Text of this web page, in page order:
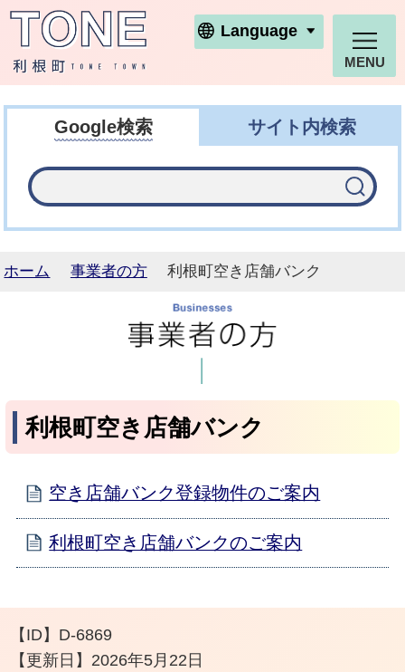
利根町ホームページ
Language
MENU
Google検索 サイト内検索
ホーム 事業者の方 利根町空き店舗バンク
利根町空き店舗バンク
空き店舗バンク登録物件のご案内
利根町空き店舗バンクのご案内
【ID】 D-6869
【更新日】 2026年5月22日